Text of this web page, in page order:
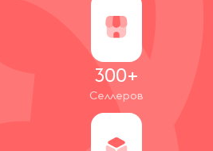
средство для
потребностей и типа кожи.
300+
Селлеров